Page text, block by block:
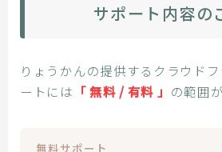
サポート内容の
りょうかんの提供するクラウド
ートには 「 無料 / 有料 」 の範囲
無料サポート